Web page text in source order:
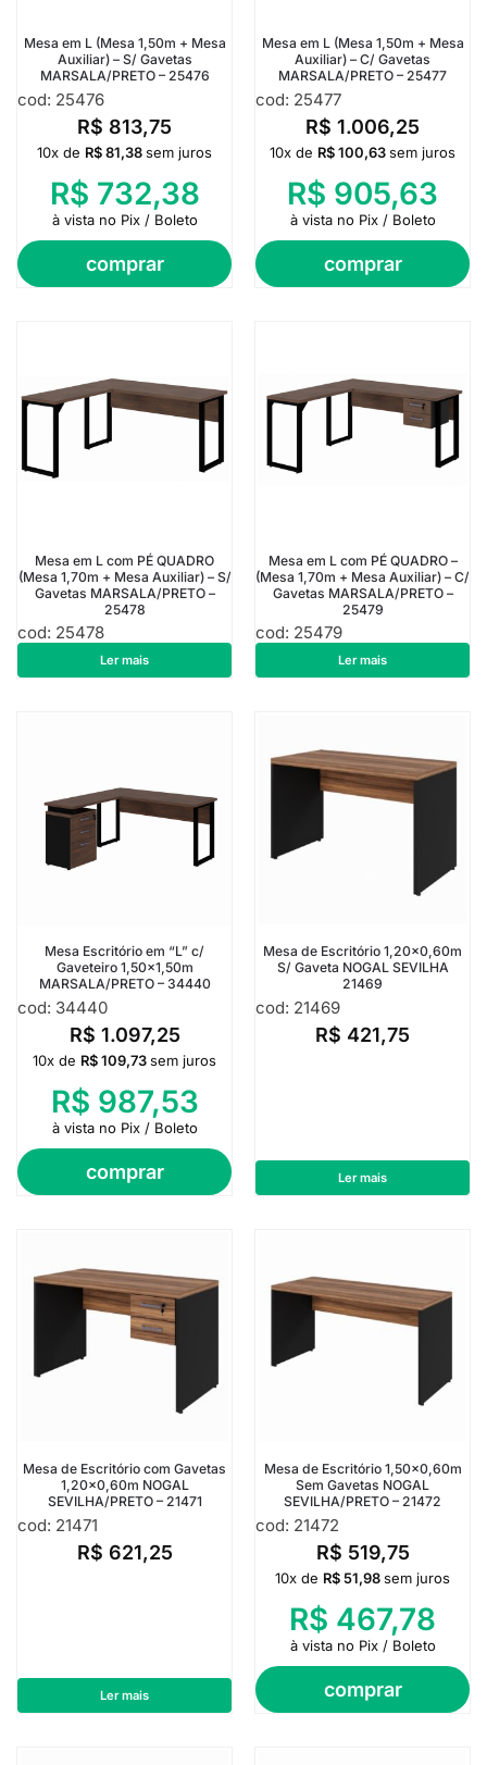
Mesa em L (Mesa 1,50m + Mesa
Auxiliar) – S/ Gavetas
MARSALA/PRETO – 25476
cod: 25476
R$ 813,75
comprar
10x de R$81,38sem juros
R$ 732,38
à vista no Pix / Boleto
Mesa em L (Mesa 1,50m + Mesa
Auxiliar) – C/ Gavetas
MARSALA/PRETO – 25477
cod: 25477
R$ 1.006,25
comprar
10x de R$100,63sem juros
R$ 905,63
à vista no Pix / Boleto
Mesa em L com PÉ QUADRO
(Mesa 1,70m + Mesa Auxiliar) – S/
Gavetas MARSALA/PRETO –
25478
cod: 25478
882,00
Ler mais
Mesa em L com PÉ QUADRO –
(Mesa 1,70m + Mesa Auxiliar) – C/
Gavetas MARSALA/PRETO –
25479
cod: 25479
1.074,50
Ler mais
Mesa Escritório em “L” c/
Gaveteiro 1,50×1,50m
MARSALA/PRETO – 34440
cod: 34440
R$ 1.097,25
comprar
10x de R$109,73sem juros
R$ 987,53
à vista no Pix / Boleto
Mesa de Escritório 1,20×0,60m
S/ Gaveta NOGAL SEVILHA
21469
cod: 21469
R$ 421,75
Ler mais
Mesa de Escritório com Gavetas
1,20×0,60m NOGAL
SEVILHA/PRETO – 21471
cod: 21471
R$ 621,25
Ler mais
Mesa de Escritório 1,50×0,60m
Sem Gavetas NOGAL
SEVILHA/PRETO – 21472
cod: 21472
R$ 519,75
comprar
10x de R$51,98sem juros
R$ 467,78
à vista no Pix / Boleto